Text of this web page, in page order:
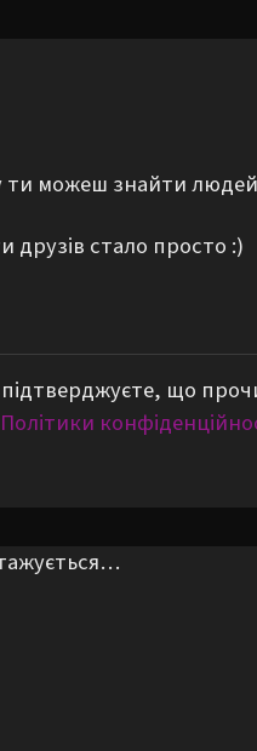
ти можеш знайти
стало просто :)
що
Політики